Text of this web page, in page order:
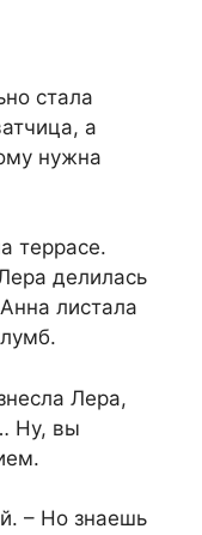
стала
а
нужна
террасе.
делилась
листала
Лера,
Ну, вы
– Но знаешь